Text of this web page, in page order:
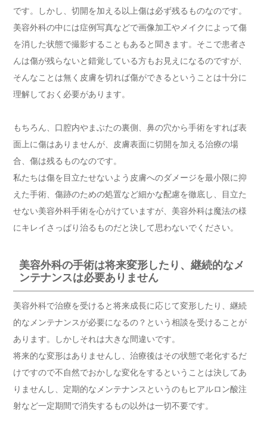
です。しかし、切開を加える以上傷は必ず残るものなのです。
美容外科の中には症例写真などで画像加工やメイクによって傷
を消した状態で撮影することもあると聞きます。そこで患者さ
んは傷が残らないと錯覚している方もお見えになるのですが、
そんなことは無く皮膚を切れば傷ができるということは十分に
理解しておく必要があります。
もちろん、口腔内やまぶたの裏側、鼻の穴から手術をすれば表
面上に傷はありませんが、皮膚表面に切開を加える治療の場
合、傷は残るものなのです。
私たちは傷を目立たせないよう皮膚へのダメージを最小限に抑
えた手術、傷跡のための処置など細かな配慮を徹底し、目立た
せない美容外科手術を心がけていますが、美容外科は魔法の様
にキレイさっぱり治るものだと決して思わないでください。
美容外科の手術は将来変形したり、継続的なメ
ンテナンスは必要ありません
美容外科で治療を受けると将来成長に応じて変形したり、継続
的なメンテナンスが必要になるの？という相談を受けることが
あります。しかしそれは大きな間違いです。
将来的な変形はありませんし、治療後はその状態で老化するだ
けですので不自然でおかしな変化をするということは決してあ
りませんし、定期的なメンテナンスというのもヒアルロン酸注
射など一定期間で消失するもの以外は一切不要です。